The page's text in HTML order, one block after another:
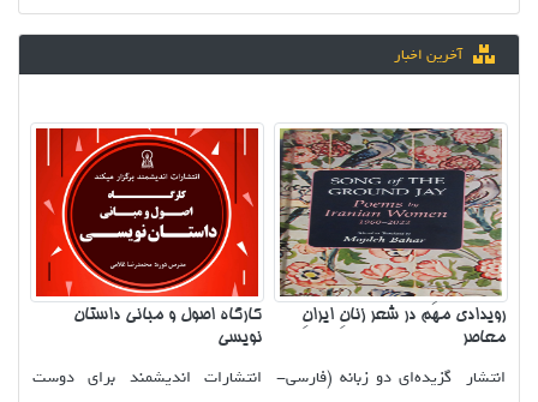
آخرین اخبار
کارگاه اصول و مبانی داستان
نویسی
انتشارات اندیشمند برای دوست
رویدادی مهَم در شعر زنانِ ایرانِ
معاصر
انتشار گزیده‌ای دو زبانه (فارسی-